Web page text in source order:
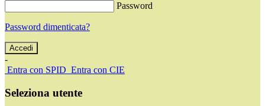
Password
Password dimenticata?
-
Entra con SPID Entra con CIE
Seleziona utente